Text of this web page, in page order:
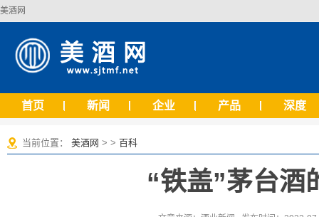
美酒网
首页 新闻 企业 产品 深度
当前位置： 美酒网 > > 百科
“铁盖”茅台酒